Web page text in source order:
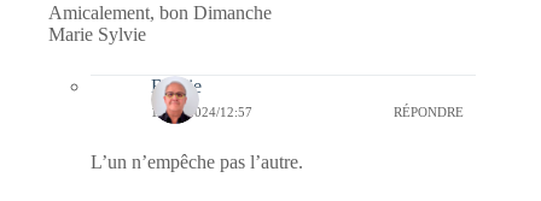
Amicalement, bon Dimanche
Marie Sylvie
Bernie
18/11/2024/12:57 RÉPONDRE
L’un n’empêche pas l’autre.